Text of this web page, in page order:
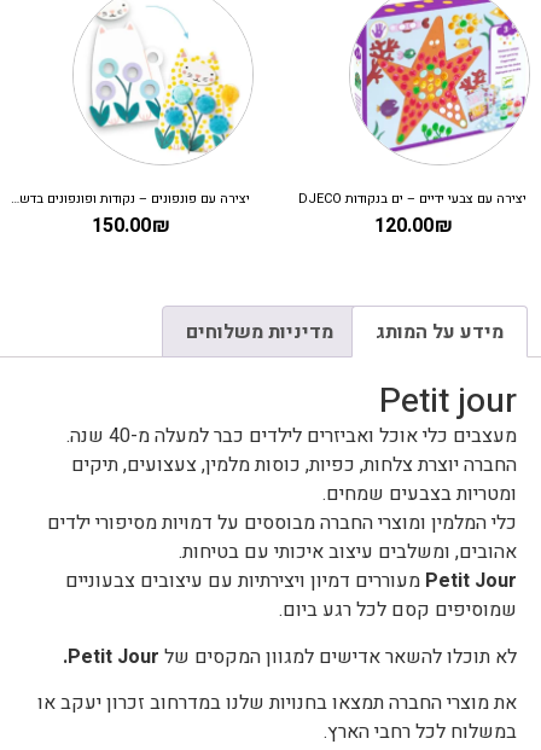
יצירה עם צבעי ידיים – ים בנקודות DJECO
120.00₪
יצירה עם פונפונים – נקודות ופונפונים בדשא DJECO
150.00₪
מידע על המותג מדיניות משלוחים
Petit jour
מעצבים כלי אוכל ואביזרים לילדים כבר למעלה מ-40 שנה.
החברה יוצרת צלחות, כפיות, כוסות מלמין, צעצועים, תיקים
ומטריות בצבעים שמחים.
כלי המלמין ומוצרי החברה מבוססים על דמויות מסיפורי ילדים
אהובים, ומשלבים עיצוב איכותי עם בטיחות.
Petit Jour מעוררים דמיון ויצירתיות עם עיצובים צבעוניים
שמוסיפים קסם לכל רגע ביום.
לא תוכלו להשאר אדישים למגוון המקסים של Petit Jour.
את מוצרי החברה תמצאו בחנויות שלנו במדרחוב זכרון יעקב או
במשלוח לכל רחבי הארץ.